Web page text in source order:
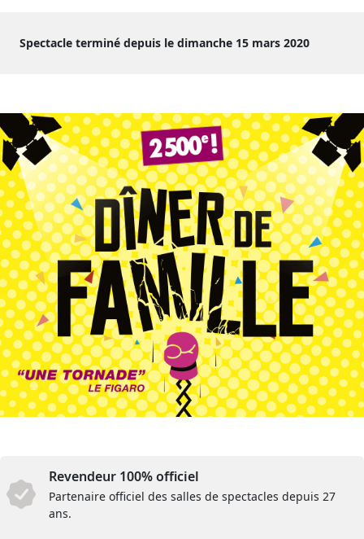
Spectacle terminé depuis le dimanche 15 mars 2020
Revendeur 100% officiel
Partenaire officiel des salles de spectacles depuis 27
ans.